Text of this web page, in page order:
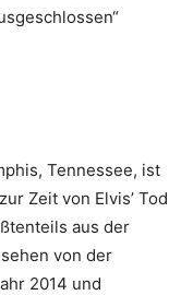
Tennessee, ist
Zeit von Elvis’ Tod
aus der
von der
2014 und